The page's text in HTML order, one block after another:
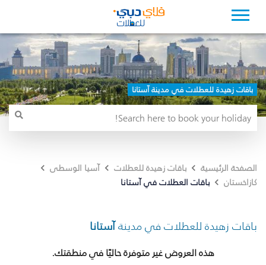
باقات زهيدة للعطلات في مدينة آستانا
الصفحة الرئيسية باقات زهيدة للعطلات
آسيا الوسطى
كازاخستان
باقات العطلات في آستانا
باقات زهيدة للعطلات في مدينةآستانا
هذه العروض غير متوفرة حاليًا في منطقتك.